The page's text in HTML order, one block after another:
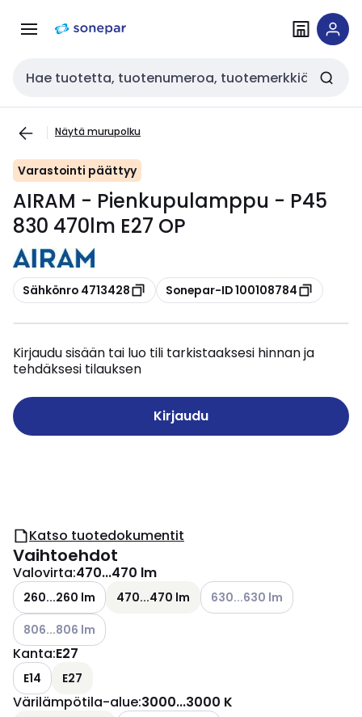
navigointiinsisältöön
Haku
Näytä murupolku
Varastointi päättyy
AIRAM - Pienkupulamppu - P45
830 470lm E27 OP
Kopioi
Sähkönro 4713428 Kopioi
Sonepar-ID 100108784
Kirjaudu sisään tai luo tili tarkistaaksesi hinnan ja
tehdäksesi tilauksen
Kirjaudu
Katso tuotedokumentit
Vaihtoehdot
Valovirta:470...470 lm
260...260 lm 470...470 lm Katso käytettävissä olevat
630...630 lm
Katso käytettävissä olevat vaihtoehdot
806...806 lm
Kanta:E27
E14 E27
Värilämpötila-alue:3000...3000 K